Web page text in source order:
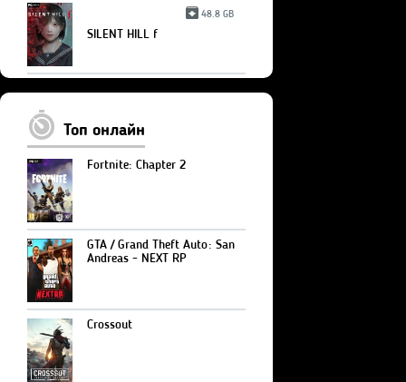
48.8 GB
SILENT HILL f
Топ онлайн
Fortnite: Chapter 2
GTA / Grand Theft Auto: San
Andreas - NEXT RP
Crossout